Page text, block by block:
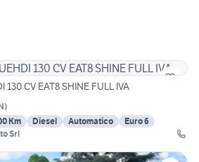
130 CV EAT8 SHINE FULL IVA
)
Km Diesel Automatico
Euro 6
Srl